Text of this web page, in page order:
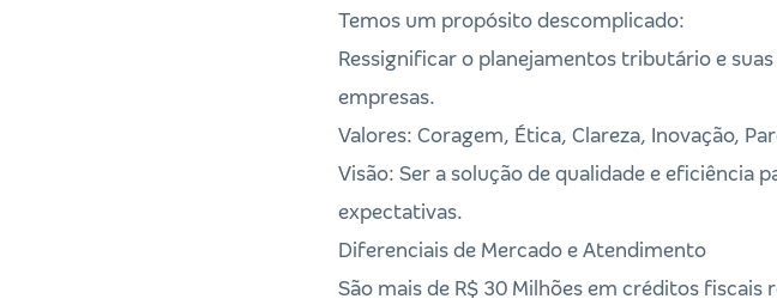
Temos um propósito descomplicado:
Ressignificar o planejamentos tributário e
empresas.
Valores: Coragem, Ética, Clareza, Inovação,
Visão: Ser a solução de qualidade e eficiência
expectativas.
Diferenciais de Mercado e Atendimento
São mais de R$ 30 Milhões em créditos